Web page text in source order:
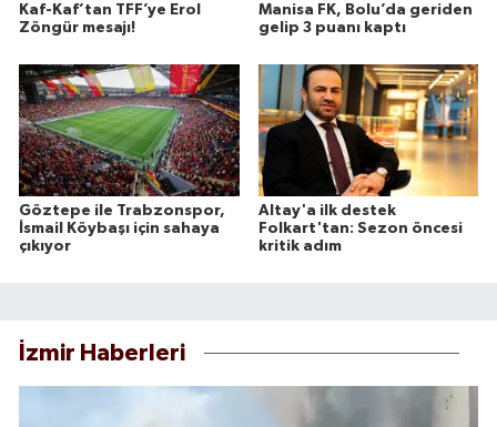
Kaf-Kaf’tan TFF’ye Erol
Zöngür mesajı!
Manisa FK, Bolu’da geriden
gelip 3 puanı kaptı
Göztepe ile Trabzonspor,
İsmail Köybaşı için sahaya
çıkıyor
Altay'a ilk destek
Folkart'tan: Sezon öncesi
kritik adım
İzmir Haberleri